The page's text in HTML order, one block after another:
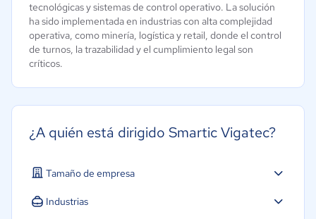
tecnológicas y sistemas de control operativo. La solución
ha sido implementada en industrias con alta complejidad
operativa, como minería, logística y retail, donde el control
de turnos, la trazabilidad y el cumplimiento legal son
críticos.
¿A quién está dirigido Smartic Vigatec?
Tamaño de empresa
Grande: Más de 250 trabajadores
Industrias